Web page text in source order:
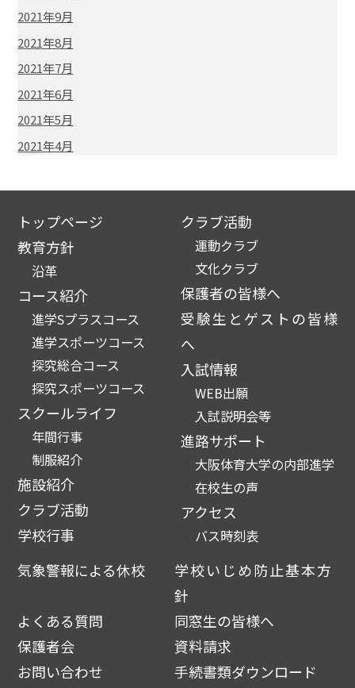
2021年9月
2021年8月
2021年7月
2021年6月
2021年5月
2021年4月
トップページ
教育方針
沿革
コース紹介
進学Sプラスコース
進学スポーツコース
探究総合コース
探究スポーツコース
スクールライフ
年間行事
制服紹介
施設紹介
クラブ活動
学校行事
クラブ活動
運動クラブ
文化クラブ
保護者の皆様へ
受験生とゲストの皆様
へ
入試情報
WEB出願
入試説明会等
進路サポート
大阪体育大学の内部進学
在校生の声
アクセス
バス時刻表
気象警報による休校
学校いじめ防止基本方
針
よくある質問
同窓生の皆様へ
保護者会
資料請求
お問い合わせ
手続書類ダウンロード